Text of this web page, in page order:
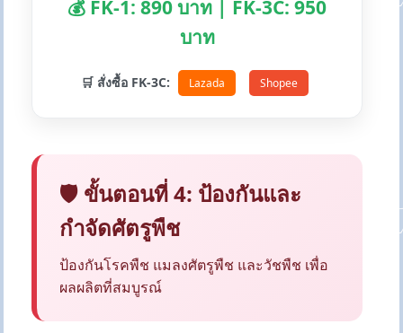
💰 FK-1: 890 บาท | FK-3C: 950
บาท
🛒 สั่งซื้อ FK-3C: Lazada Shopee
🛡️ ขั้นตอนที่ 4: ป้องกันและ
กำจัดศัตรูพืช
ป้องกันโรคพืช แมลงศัตรูพืช และวัชพืช เพื่อ
ผลผลิตที่สมบูรณ์